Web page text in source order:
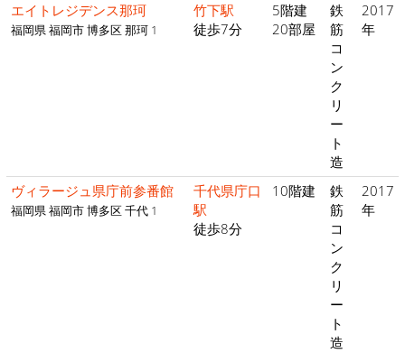
エイトレジデンス那珂
福岡県 福岡市 博多区 那珂 1
竹下駅
徒歩7分
5階建
20部屋
鉄
筋
コ
ン
ク
リ
ー
ト
造
2017
年
ヴィラージュ県庁前参番館
福岡県 福岡市 博多区 千代 1
千代県庁口
駅
徒歩8分
10階建
鉄
筋
コ
ン
ク
リ
ー
ト
造
2017
年